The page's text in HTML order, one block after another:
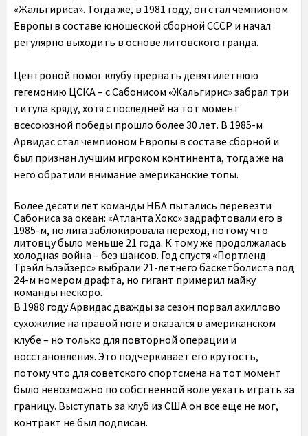
«Жальгириса». Тогда же, в 1981 году, он стал чемпионом
Европы в составе юношеской сборной СССР и начал
регулярно выходить в основе литовского гранда.
Центровой помог клубу прервать девятилетнюю
гегемонию ЦСКА – с Сабонисом «Жальгирис» забрал три
титула кряду, хотя с последней на тот момент
всесоюзной победы прошло более 30 лет. В 1985-м
Арвидас стал чемпионом Европы в составе сборной и
был признан лучшим игроком континента, тогда же на
него обратили внимание американские топы.
Более десяти лет команды НБА пытались перевезти
Сабониса за океан: «Атланта Хокс» задрафтовали его в
1985-м, но лига заблокировала переход, потому что
литовцу было меньше 21 года. К тому же продолжалась
холодная война – без шансов. Год спустя «Портленд
Трэйл Блэйзерс» выбрали 21-летнего баскетболиста под
24-м номером драфта, но гигант примерил майку
команды нескоро.
В 1988 году Арвидас дважды за сезон порвал ахиллово
сухожилие на правой ноге и оказался в американском
клубе – но только для повторной операции и
восстановления. Это подчеркивает его крутость,
потому что для советского спортсмена на тот момент
было невозможно по собственной воле уехать играть за
границу. Выступать за клуб из США он все еще не мог,
контракт не был подписан.